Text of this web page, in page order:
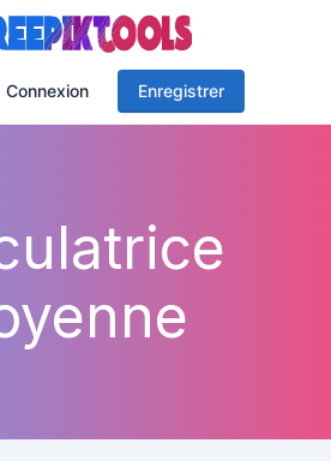
Connexion Enregistrer